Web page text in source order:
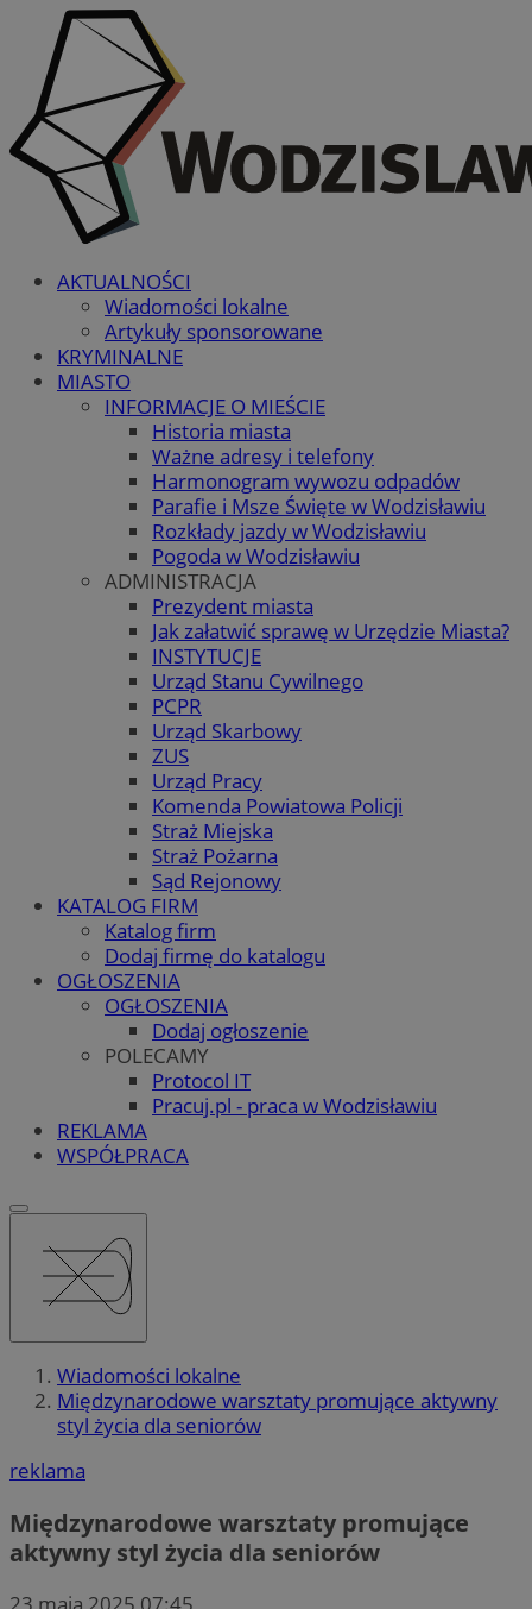
AKTUALNOŚCI
Wiadomości lokalne
Artykuły sponsorowane
KRYMINALNE
MIASTO
INFORMACJE O MIEŚCIE
Historia miasta
Ważne adresy i telefony
Harmonogram wywozu odpadów
Parafie i Msze Święte w Wodzisławiu
Rozkłady jazdy w Wodzisławiu
Pogoda w Wodzisławiu
ADMINISTRACJA
Prezydent miasta
Jak załatwić sprawę w Urzędzie Miasta?
INSTYTUCJE
Urząd Stanu Cywilnego
PCPR
Urząd Skarbowy
ZUS
Urząd Pracy
Komenda Powiatowa Policji
Straż Miejska
Straż Pożarna
Sąd Rejonowy
KATALOG FIRM
Katalog firm
Dodaj firmę do katalogu
OGŁOSZENIA
OGŁOSZENIA
Dodaj ogłoszenie
POLECAMY
Protocol IT
Pracuj.pl - praca w Wodzisławiu
REKLAMA
WSPÓŁPRACA
Wiadomości lokalne
Międzynarodowe warsztaty promujące aktywny
styl życia dla seniorów
reklama
Międzynarodowe warsztaty promujące
aktywny styl życia dla seniorów
23 maja 2025 07:45